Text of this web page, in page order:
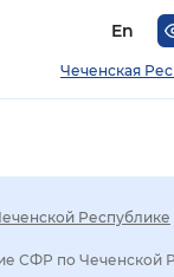
En
Чеченская
Республике
СФР по Чеченской